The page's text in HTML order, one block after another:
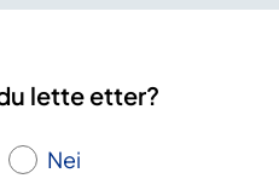
lette etter?
Nei